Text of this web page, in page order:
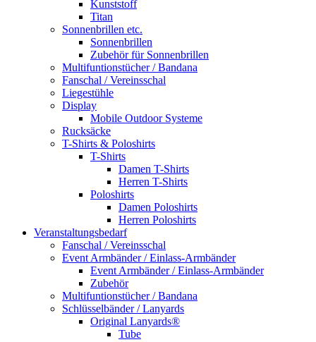
Kunststoff
Titan
Sonnenbrillen etc.
Sonnenbrillen
Zubehör für Sonnenbrillen
Multifuntionstücher / Bandana
Fanschal / Vereinsschal
Liegestühle
Display
Mobile Outdoor Systeme
Rucksäcke
T-Shirts & Poloshirts
T-Shirts
Damen T-Shirts
Herren T-Shirts
Poloshirts
Damen Poloshirts
Herren Poloshirts
Veranstaltungsbedarf
Fanschal / Vereinsschal
Event Armbänder / Einlass-Armbänder
Event Armbänder / Einlass-Armbänder
Zubehör
Multifuntionstücher / Bandana
Schlüsselbänder / Lanyards
Original Lanyards®
Tube